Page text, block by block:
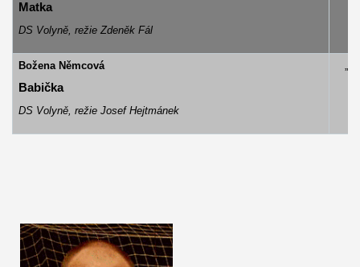
Matka
DS Volyně, režie Zdeněk Fál
Božena Němcová
Babička
DS Volyně, režie Josef Hejtmánek